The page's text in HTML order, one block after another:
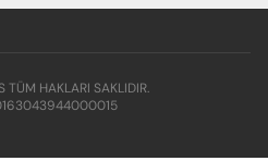
HAKLARI SAKLIDIR.